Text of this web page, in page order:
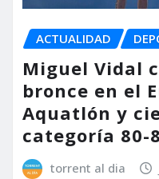
ACTUALIDAD
Miguel Vidal
bronce en el
Aquatlón y
categoría 80-
torrent al dia